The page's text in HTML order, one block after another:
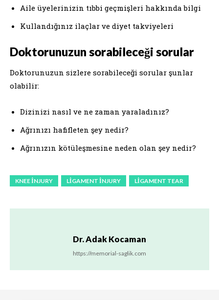
Aile üyelerinizin tıbbi geçmişleri hakkında bilgi
Kullandığınız ilaçlar ve diyet takviyeleri
Doktorunuzun sorabileceği sorular
Doktorunuzun sizlere sorabileceği sorular şunlar
olabilir:
Dizinizi nasıl ve ne zaman yaraladınız?
Ağrınızı hafifleten şey nedir?
Ağrınızın kötüleşmesine neden olan şey nedir?
KNEE INJURY LIGAMENT INJURY LIGAMENT TEAR
Dr. Adak Kocaman
https://memorial-saglik.com